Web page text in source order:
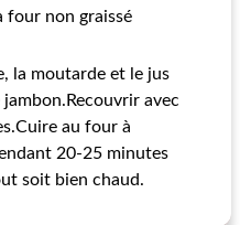
four non graissé
la moutarde et le jus
avec
au four à
20-25 minutes
soit bien chaud.